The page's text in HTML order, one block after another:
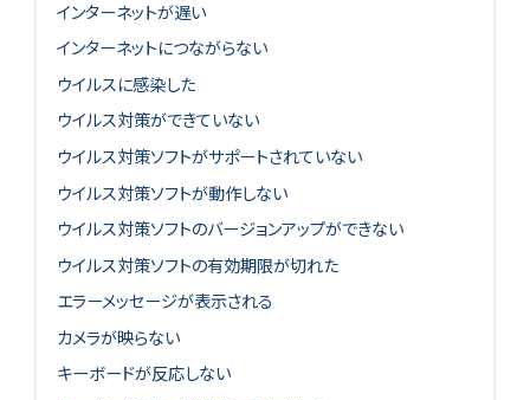
インターネットが遅い
インターネットにつながらない
ウイルスに感染した
ウイルス対策ができていない
ウイルス対策ソフトがサポートされていない
ウイルス対策ソフトが動作しない
ウイルス対策ソフトのバージョンアップができない
ウイルス対策ソフトの有効期限が切れた
エラーメッセージが表示される
カメラが映らない
キーボードが反応しない